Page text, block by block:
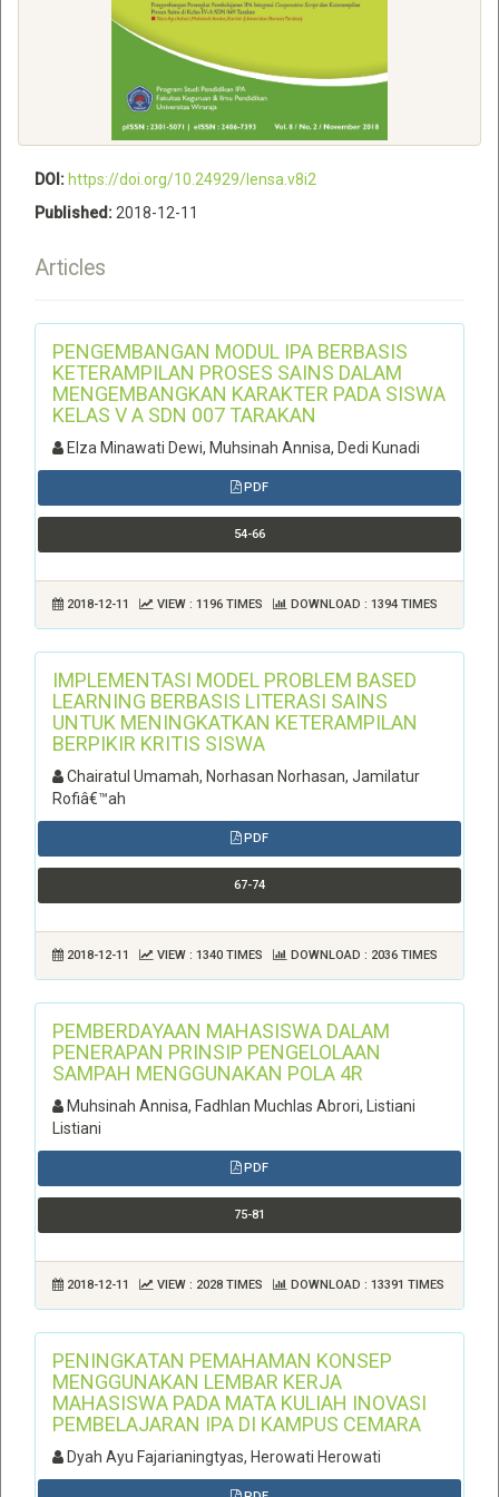
DOI: https://doi.org/10.24929/lensa.v8i2
Published:2018-12-11
Articles
PENGEMBANGAN MODUL IPA BERBASIS
KETERAMPILAN PROSES SAINS DALAM
MENGEMBANGKAN KARAKTER PADA SISWA
KELAS V A SDN 007 TARAKAN
Elza Minawati Dewi, Muhsinah Annisa, Dedi Kunadi
PDF
54-66
2018-12-11 VIEW : 1196 TIMES DOWNLOAD : 1394 TIMES
IMPLEMENTASI MODEL PROBLEM BASED
LEARNING BERBASIS LITERASI SAINS
UNTUK MENINGKATKAN KETERAMPILAN
BERPIKIR KRITIS SISWA
Chairatul Umamah, Norhasan Norhasan, Jamilatur
Rofiâ€™ah
PDF
67-74
2018-12-11 VIEW : 1340 TIMES DOWNLOAD : 2036 TIMES
PEMBERDAYAAN MAHASISWA DALAM
PENERAPAN PRINSIP PENGELOLAAN
SAMPAH MENGGUNAKAN POLA 4R
Muhsinah Annisa, Fadhlan Muchlas Abrori, Listiani
Listiani
PDF
75-81
2018-12-11 VIEW : 2028 TIMES DOWNLOAD : 13391 TIMES
PENINGKATAN PEMAHAMAN KONSEP
MENGGUNAKAN LEMBAR KERJA
MAHASISWA PADA MATA KULIAH INOVASI
PEMBELAJARAN IPA DI KAMPUS CEMARA
Dyah Ayu Fajarianingtyas, Herowati Herowati